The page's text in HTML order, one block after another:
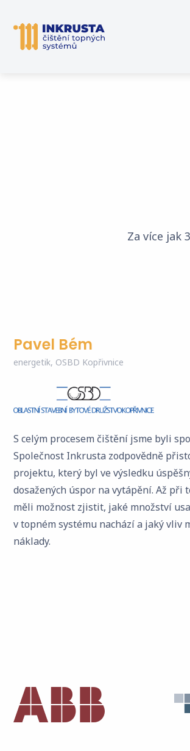
Za více jak
Pavel Bém
energetik, OSBD Kopřivnice
S celým procesem čištění jsme byli
Společnost Inkrusta zodpovědně
projektu, který byl ve výsledku
dosažených úspor na vytápění. Až při
měli možnost zjistit, jaké množství
v topném systému nachází a jaký vliv
náklady.